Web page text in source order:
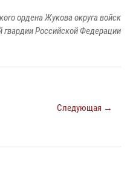
ордена Жукова округа войск
гвардии Российской Федерации
Следующая →